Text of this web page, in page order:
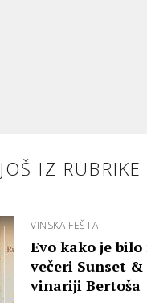
JOŠ IZ RUBRIKE
VINSKA FEŠTA
Evo kako je
večeri Sunset
vinariji Bertoša